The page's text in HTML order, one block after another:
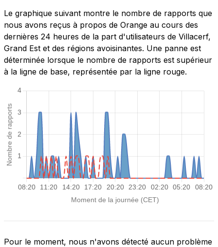
Le graphique suivant montre le nombre de rapports que
nous avons reçus à propos de Orange au cours des
dernières 24 heures de la part d'utilisateurs de Villacerf,
Grand Est et des régions avoisinantes. Une panne est
déterminée lorsque le nombre de rapports est supérieur
à la ligne de base, représentée par la ligne rouge.
Pour le moment, nous n'avons détecté aucun problème